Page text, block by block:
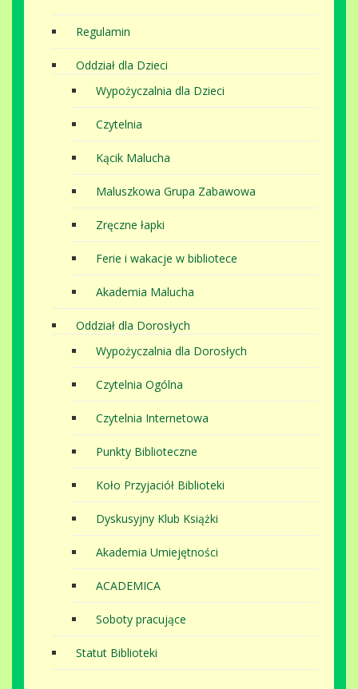
Regulamin
Oddział dla Dzieci
Wypożyczalnia dla Dzieci
Czytelnia
Kącik Malucha
Maluszkowa Grupa Zabawowa
Zręczne łapki
Ferie i wakacje w bibliotece
Akademia Malucha
Oddział dla Dorosłych
Wypożyczalnia dla Dorosłych
Czytelnia Ogólna
Czytelnia Internetowa
Punkty Biblioteczne
Koło Przyjaciół Biblioteki
Dyskusyjny Klub Książki
Akademia Umiejętności
ACADEMICA
Soboty pracujące
Statut Biblioteki